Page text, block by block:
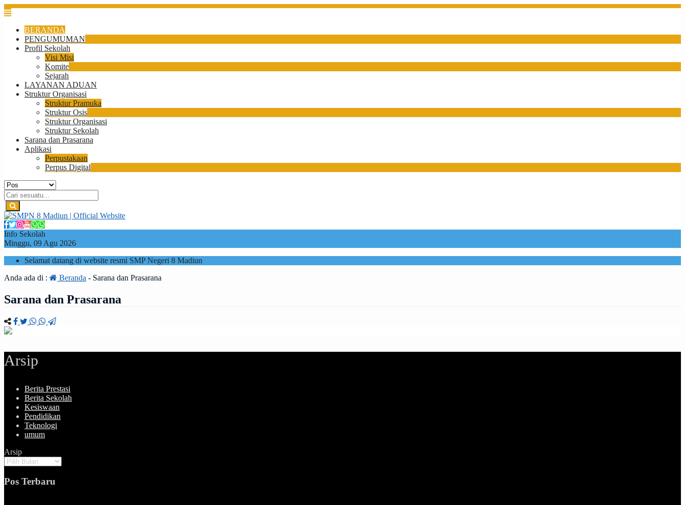
BERANDA
PENGUMUMAN
Profil Sekolah
Visi Misi
Komite
Sejarah
LAYANAN ADUAN
Struktur Organisasi
Struktur Pramuka
Struktur Osis
Struktur Organisasi
Struktur Sekolah
Sarana dan Prasarana
Aplikasi
Perpustakaan
Perpus Digital
Info Sekolah
Minggu, 09 Agu 2026
Selamat datang di website resmi SMP Negeri 8 Madiun
Anda ada di :
Beranda - Sarana dan Prasarana
Sarana dan Prasarana
Arsip
Berita Prestasi
Berita Sekolah
Kesiswaan
Pendidikan
Teknologi
umum
Arsip
Pos Terbaru